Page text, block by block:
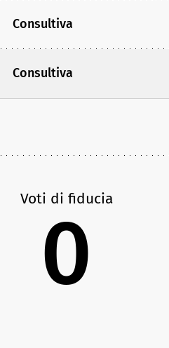
Consultiva
Consultiva
Voti di fiducia
0